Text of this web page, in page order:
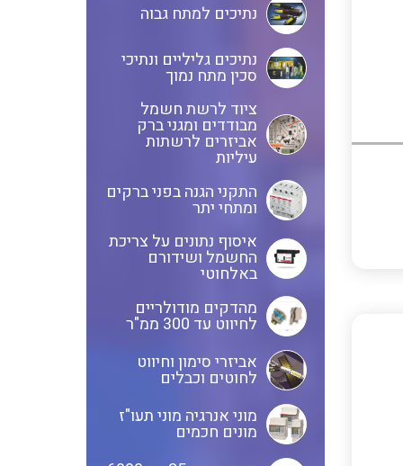
אביזרי קצה – אינסטלציה
חשמלית SYSTEM CHORUS
לוחות שירות בשילוב מא"זים,
אינטרלוקים ושקעים
לוחות מודולריים להתקנה מעל
ומתחת לטיח
משנה זרם
כבלי אלומניום
כבלים אלומניום למתח גבוה
ציוד שטח
ANYBUS – חיבורים של רשתות
תקשורת אחת לשנייה מכל סוג
ולכל סוג
מדידות פיזיקאליות ספיקה
ובקרת תהליך
בוחני להבה ומערכות לבקרת
בערה BMS
נתיכים למתח גבוה
נתיכים גליליים ונתיכי
סכין מתח נמוך
ציוד לרשת חשמל
מבודדים ומגני ברק
אביזרים לרשתות
עיליות
התקני הגנה בפני ברקים
ומתחי יתר
איסוף נתונים על צריכת
החשמל ושידורם
באלחוטי
מהדקים מודולריים
לחיווט עד 300 ממ"ר
אביזרי סימון וחיווט
לחוטים וכבלים
מוני אנרגיה מוני תעו"ז
מונים חכמים